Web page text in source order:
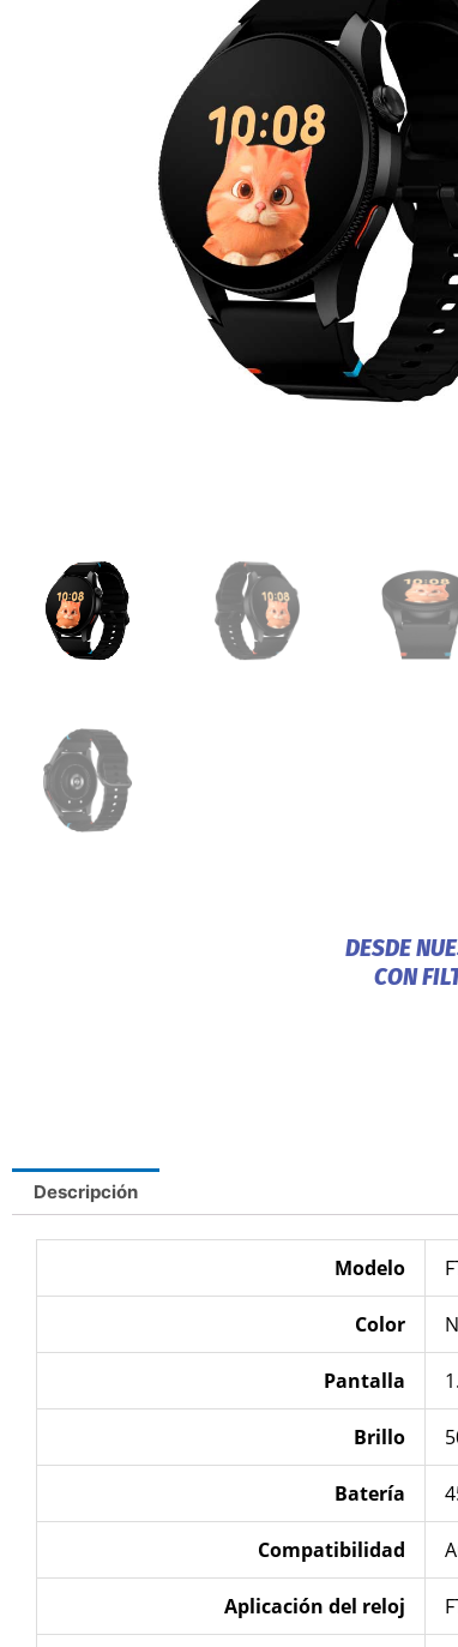
DESDE
CON
Descripción
Modelo
Color
Pantalla
Brillo
Batería
Compatibilidad
Aplicación del reloj